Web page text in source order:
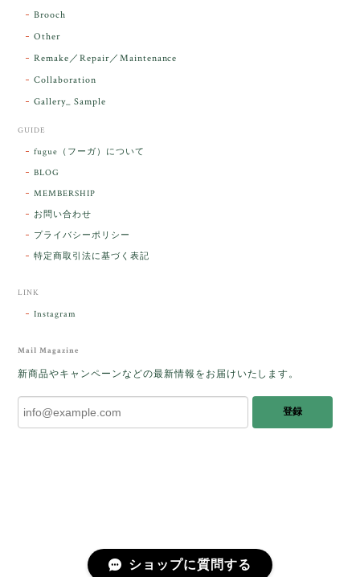
こそ この度は誠にありがとうございまし
た人に幸せが訪れる」という言い伝えがあるケサラン
パサラン。とっても素敵です。メッセージでは色々記
憶違いもありましたが、またいつかお会いして楽しい
した。
をあたたかく迎え入れてくださり とても嬉
しく思います。 この石のふわりとした光を
ランパサラン」でした。これからはT様の
傍で そっと見守ってくれるのではないかな
Brooch
Other
Remake／Repair／Maintenance
Collaboration
Gallery_ Sample
GUIDE
fugue（フーガ）について
BLOG
MEMBERSHIP
お問い合わせ
プライバシーポリシー
特定商取引法に基づく表記
LINK
Instagram
Mail Magazine
新商品やキャンペーンなどの最新情報をお届けいたします。
登録
ショップに質問する